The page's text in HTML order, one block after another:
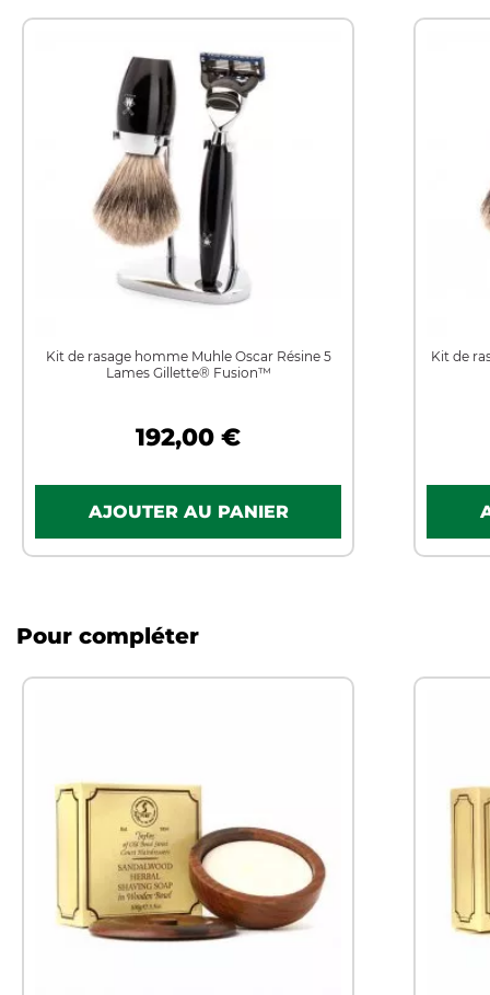
Kit de rasage homme Muhle Oscar Résine 5
Lames Gillette® Fusion™
192,00 €
Kit de
Pour compléter